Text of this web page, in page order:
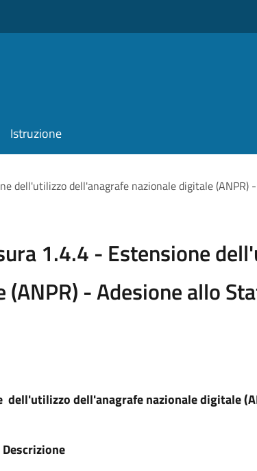
Istruzione
dell'utilizzo dell'anagrafe nazionale digitale (ANPR)
1.4.4 - Estensione
- Adesione allo
dell'anagrafe nazionale digitale
Descrizione